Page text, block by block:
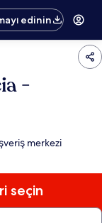
edinin
-
merkezi
seçin